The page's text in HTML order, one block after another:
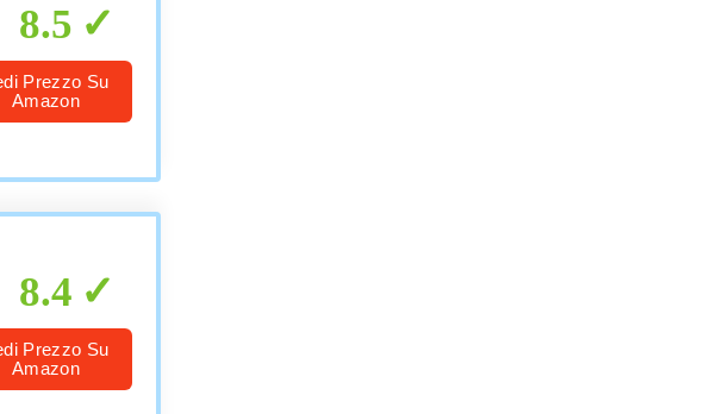
8.5
Prezzo Su
Amazon
8.4
Prezzo Su
Amazon